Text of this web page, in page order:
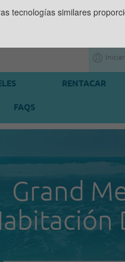
RENTACAR
FAQS
Grand
tecnologías similares